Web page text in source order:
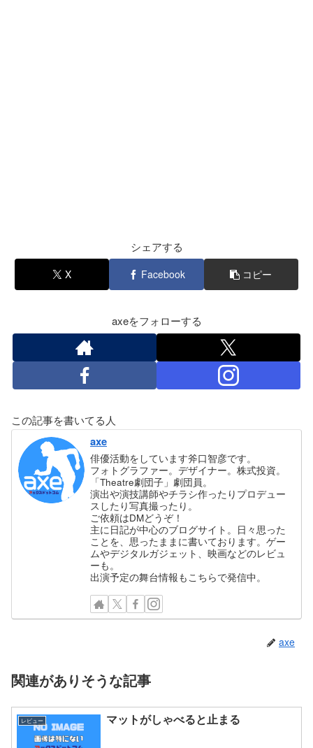
シェアする
X Facebook コピー
axeをフォローする
この記事を書いてる人
axe
俳優活動をしています斧口智彦です。
フォトグラファー。デザイナー。株式投資。
「Theatre劇団子」劇団員。
演出や演技講師やチラシ作ったりプロデュー
スしたり写真撮ったり。
ご依頼はDMどうぞ！
主に日記が中心のブログサイト。日々思った
ことを、思ったままに書いております。ゲー
ムやデジタルガジェット、映画などのレビュ
ーも。
出演予定の舞台情報もこちらで発信中。
axe
関連がありそうな記事
レビュー マットがしゃべると止まる